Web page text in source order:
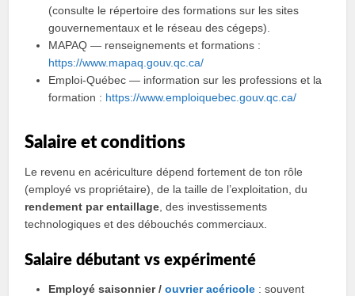
(consulte le répertoire des formations sur les sites
gouvernementaux et le réseau des cégeps).
MAPAQ — renseignements et formations :
https://www.mapaq.gouv.qc.ca/
Emploi‑Québec — information sur les professions et la
formation : https://www.emploiquebec.gouv.qc.ca/
Salaire et conditions
Le revenu en acériculture dépend fortement de ton rôle
(employé vs propriétaire), de la taille de l’exploitation, du
rendement par entaillage , des investissements
technologiques et des débouchés commerciaux.
Salaire débutant vs expérimenté
Employé saisonnier /ouvrier acéricole : souvent